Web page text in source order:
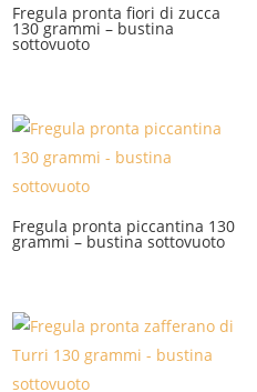
Fregula pronta fiori di zucca
130 grammi – bustina
sottovuoto
Fregula pronta piccantina 130
grammi – bustina sottovuoto